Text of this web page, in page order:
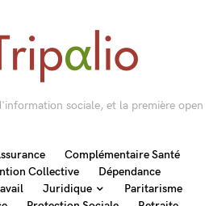
sociale, et la première open
Complémentaire Santé
Collective
Dépendance
Juridique
Paritarisme